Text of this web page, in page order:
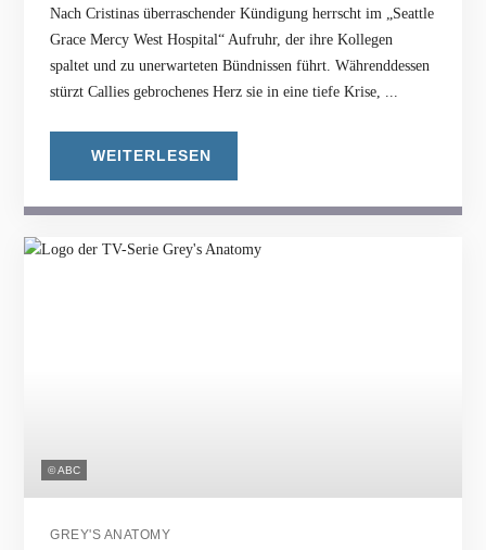
Nach Cristinas überraschender Kündigung herrscht im „Seattle
Grace Mercy West Hospital“ Aufruhr, der ihre Kollegen
spaltet und zu unerwarteten Bündnissen führt. Währenddessen
stürzt Callies gebrochenes Herz sie in eine tiefe Krise, ...
WEITERLESEN
© ABC
GREY'S ANATOMY